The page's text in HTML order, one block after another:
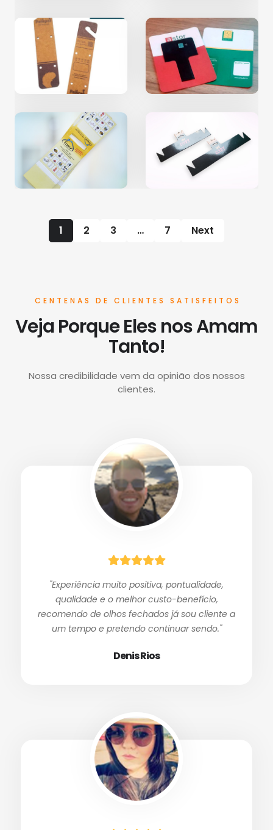
1 2 3 … 7 Next
CENTENAS DE CLIENTES SATISFEITOS
Veja Porque Eles nos Amam
Tanto!
Nossa credibilidade vem da opinião dos nossos
clientes.
"Experiência muito positiva, pontualidade,
qualidade e o melhor custo-benefício,
recomendo de olhos fechados já sou cliente a
um tempo e pretendo continuar sendo."
Denis Rios